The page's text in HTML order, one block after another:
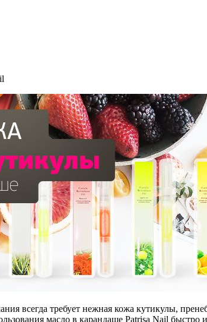
всегда требует нежная кожа кутикулы,
масло в карандаше Patrisa Nail